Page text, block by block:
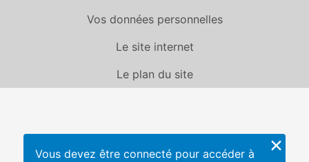
×
Vous devez être connecté pour accéder à
Vos données personnelles
Le site internet
Le plan du site